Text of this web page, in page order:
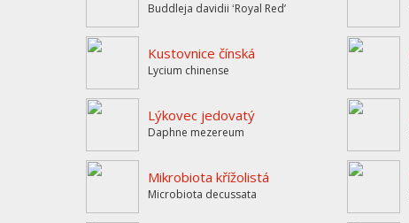
Buddleja davidii ʻRoyal Redʼ
Kustovnice čínská
Lycium chinense
Lýkovec jedovatý
Daphne mezereum
Mikrobiota křížolistá
Microbiota decussata